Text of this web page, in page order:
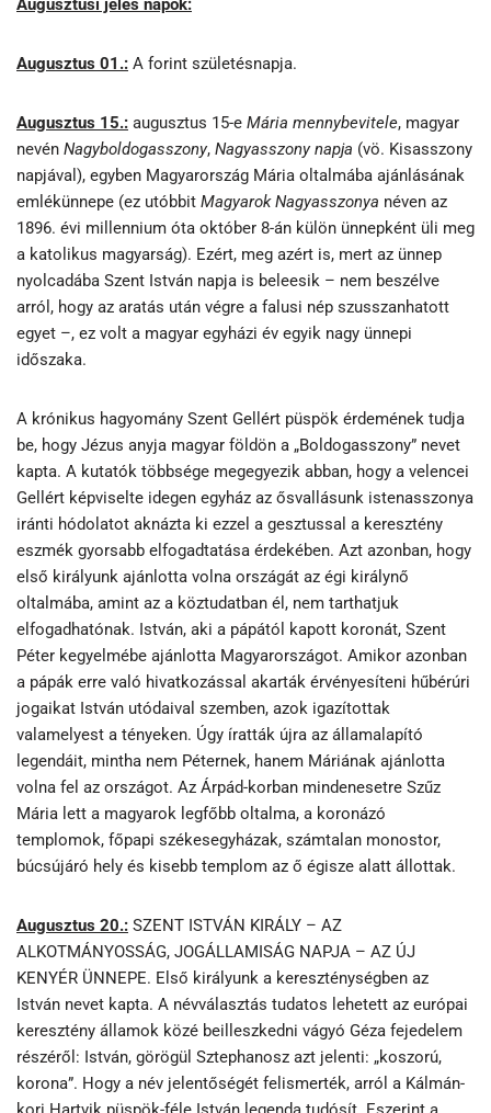
Augusztusi jeles napok:
Augusztus 01.: A forint születésnapja.
Augusztus 15.: augusztus 15-e Mária mennybevitele, magyar
nevén Nagyboldogasszony, Nagyasszony napja (vö. Kisasszony
napjával), egyben Magyarország Mária oltalmába ajánlásának
emlékünnepe (ez utóbbit Magyarok Nagyasszonya néven az
1896. évi millennium óta október 8-án külön ünnepként üli meg
a katolikus magyarság). Ezért, meg azért is, mert az ünnep
nyolcadába Szent István napja is beleesik – nem beszélve
arról, hogy az aratás után végre a falusi nép szusszanhatott
egyet –, ez volt a magyar egyházi év egyik nagy ünnepi
időszaka.
A krónikus hagyomány Szent Gellért püspök érdemének tudja
be, hogy Jézus anyja magyar földön a „Boldogasszony” nevet
kapta. A kutatók többsége megegyezik abban, hogy a velencei
Gellért képviselte idegen egyház az ősvallásunk istenasszonya
iránti hódolatot aknázta ki ezzel a gesztussal a keresztény
eszmék gyorsabb elfogadtatása érdekében. Azt azonban, hogy
első királyunk ajánlotta volna országát az égi királynő
oltalmába, amint az a köztudatban él, nem tarthatjuk
elfogadhatónak. István, aki a pápától kapott koronát, Szent
Péter kegyelmébe ajánlotta Magyarországot. Amikor azonban
a pápák erre való hivatkozással akarták érvényesíteni hűbérúri
jogaikat István utódaival szemben, azok igazítottak
valamelyest a tényeken. Úgy íratták újra az államalapító
legendáit, mintha nem Péternek, hanem Máriának ajánlotta
volna fel az országot. Az Árpád-korban mindenesetre Szűz
Mária lett a magyarok legfőbb oltalma, a koronázó
templomok, főpapi székesegyházak, számtalan monostor,
búcsújáró hely és kisebb templom az ő égisze alatt állottak.
Augusztus 20.: SZENT ISTVÁN KIRÁLY – AZ
ALKOTMÁNYOSSÁG, JOGÁLLAMISÁG NAPJA – AZ ÚJ
KENYÉR ÜNNEPE. Első királyunk a kereszténységben az
István nevet kapta. A névválasztás tudatos lehetett az európai
keresztény államok közé beilleszkedni vágyó Géza fejedelem
részéről: István, görögül Sztephanosz azt jelenti: „koszorú,
korona”. Hogy a név jelentőségét felismerték, arról a Kálmán-